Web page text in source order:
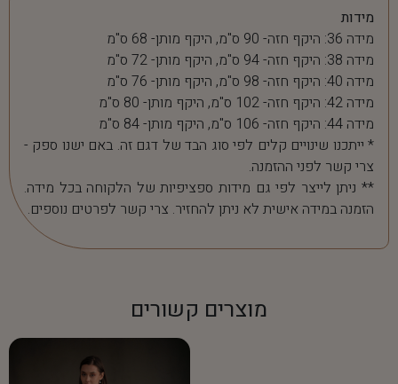
מידות
מידה 36: היקף חזה- 90 ס"מ, היקף מותן- 68 ס"מ
מידה 38: היקף חזה- 94 ס"מ, היקף מותן- 72 ס"מ
מידה 40: היקף חזה- 98 ס"מ, היקף מותן- 76 ס"מ
מידה 42: היקף חזה- 102 ס"מ, היקף מותן- 80 ס"מ
מידה 44: היקף חזה- 106 ס"מ, היקף מותן- 84 ס"מ
* ייתכנו שינויים קלים לפי סוג הבד של דגם זה. באם ישנו ספק -
צרי קשר לפני ההזמנה.
** ניתן לייצר לפי גם מידות ספציפיות של הלקוחה בכל מידה.
הזמנה במידה אישית לא ניתן להחזיר. צרי קשר לפרטים נוספים.
מוצרים קשורים